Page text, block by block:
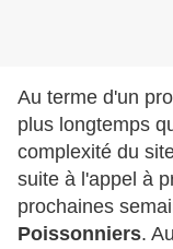
Au terme d'un
plus longtemps
complexité du
suite à l'appel à
prochaines
Poissonniers.